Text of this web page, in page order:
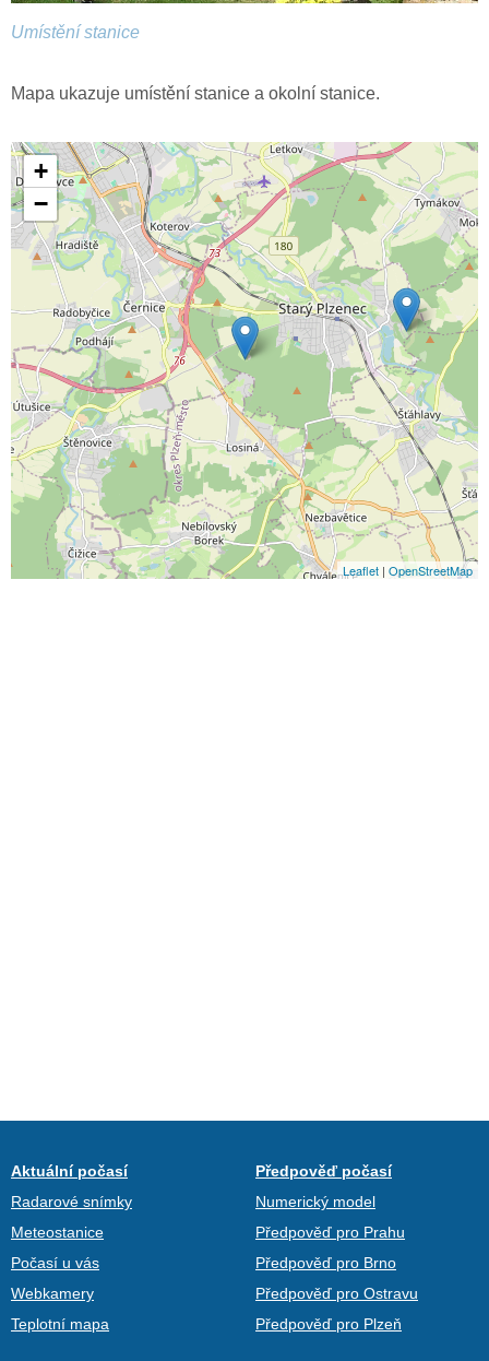
Umístění stanice
Mapa ukazuje umístění stanice a okolní stanice.
+
−
Leaflet | OpenStreetMap
Aktuální počasí
Radarové snímky
Meteostanice
Počasí u vás
Webkamery
Teplotní mapa
Předpověď počasí
Numerický model
Předpověď pro Prahu
Předpověď pro Brno
Předpověď pro Ostravu
Předpověď pro Plzeň